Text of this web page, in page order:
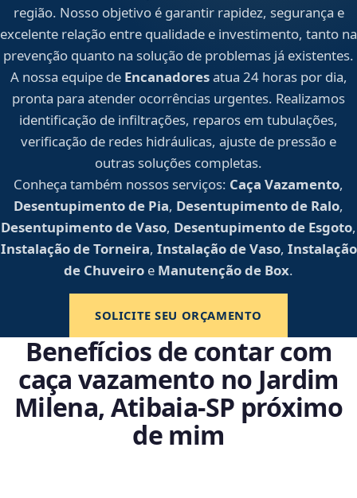
região. Nosso objetivo é garantir rapidez, segurança e
excelente relação entre qualidade e investimento, tanto na
prevenção quanto na solução de problemas já existentes.
A nossa equipe de Encanadoresatua 24 horas por dia,
pronta para atender ocorrências urgentes. Realizamos
identificação de infiltrações, reparos em tubulações,
verificação de redes hidráulicas, ajuste de pressão e
outras soluções completas.
Conheça também nossos serviços: Caça Vazamento,
Desentupimento de Pia, Desentupimento de Ralo,
Desentupimento de Vaso, Desentupimento de Esgoto,
Instalação de Torneira, Instalação de Vaso, Instalação
de Chuveiro e Manutenção de Box.
SOLICITE SEU ORÇAMENTO
Benefícios de contar com
caça vazamento no Jardim
Milena, Atibaia‑SP próximo
de mim